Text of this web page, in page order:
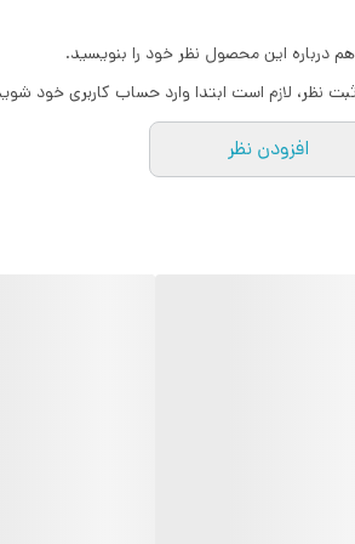
درباره این محصول نظر خود را بنویسید.
نظر، لازم است ابتدا وارد حساب کاربری خود
افزودن نظر